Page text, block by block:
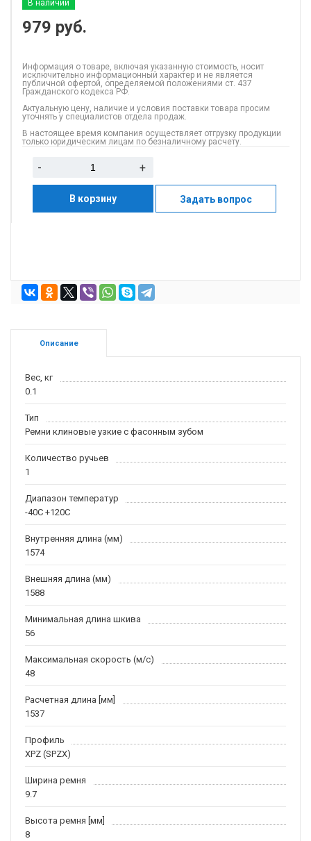
В наличии
979 руб.
Информация о товаре, включая указанную стоимость, носит
исключительно информационный характер и не является
публичной офертой, определяемой положениями ст. 437
Гражданского кодекса РФ.
Актуальную цену, наличие и условия поставки товара просим
уточнять у специалистов отдела продаж.
В настоящее время компания осуществляет отгрузку продукции
только юридическим лицам по безналичному расчету.
- +
В корзину Задать вопрос
Описание
Вес, кг
0.1
Тип
Ремни клиновые узкие с фасонным зубом
Количество ручьев
1
Диапазон температур
-40С +120С
Внутренняя длина (мм)
1574
Внешняя длина (мм)
1588
Минимальная длина шкива
56
Максимальная скорость (м/c)
48
Расчетная длина [мм]
1537
Профиль
XPZ (SPZX)
Ширина ремня
9.7
Высота ремня [мм]
8